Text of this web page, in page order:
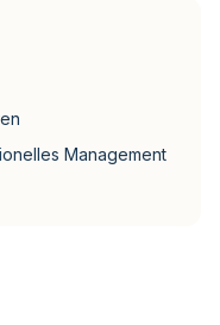
Management